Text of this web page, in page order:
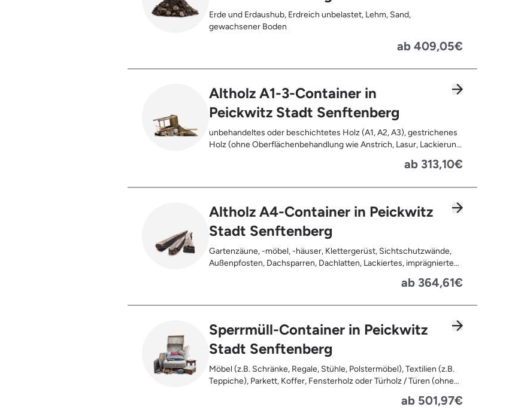
Erde und Erdaushub, Erdreich unbelastet, Lehm, Sand,
gewachsener Boden
ab 409,05€
Altholz A1-3-Container in
Peickwitz Stadt Senftenberg
unbehandeltes oder beschichtetes Holz (A1, A2, A3), gestrichenes
Holz (ohne Oberflächenbehandlung wie Anstrich, Lasur, Lackierung
Möbel und Türen, Geleimtes Holz oder Furnierholz, Unbehandeltes
ab 313,10€
Altholz A4-Container in Peickwitz
Stadt Senftenberg
Gartenzäune, -möbel, -häuser, Klettergerüst, Sichtschutzwände,
Außenpfosten, Dachsparren, Dachlatten, Lackiertes, imprägniertes
verbranntes Holz, Fensterrahmen, Außentüren, Balkongeländer,
ab 364,61€
Sperrmüll-Container in Peickwitz
Stadt Senftenberg
Möbel (z.B. Schränke, Regale, Stühle, Polstermöbel), Textilien (z.B.
Teppiche), Parkett, Koffer, Fensterholz oder Türholz / Türen (ohne
ab 501,97€